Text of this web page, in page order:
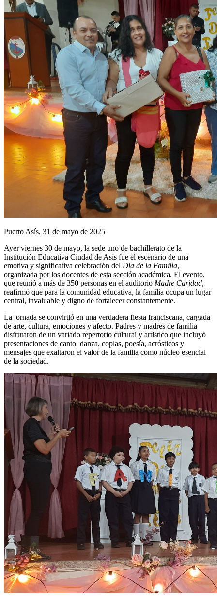
Puerto Asís, 31 de mayo de 2025
Ayer viernes 30 de mayo, la sede uno de bachillerato de la
Institución Educativa Ciudad de Asís fue el escenario de una
emotiva y significativa celebración del Día de la Familia,
organizada por los docentes de esta sección académica. El evento,
que reunió a más de 350 personas en el auditorio Madre Caridad,
reafirmó que para la comunidad educativa, la familia ocupa un lugar
central, invaluable y digno de fortalecer constantemente.
La jornada se convirtió en una verdadera fiesta franciscana, cargada
de arte, cultura, emociones y afecto. Padres y madres de familia
disfrutaron de un variado repertorio cultural y artístico que incluyó
presentaciones de canto, danza, coplas, poesía, acrósticos y
mensajes que exaltaron el valor de la familia como núcleo esencial
de la sociedad.